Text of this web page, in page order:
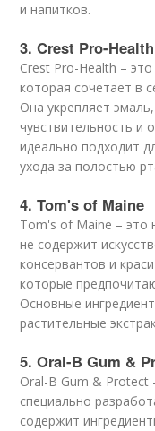
и напитков.
3. Crest Pro-Health
Crest Pro-Health –
которая сочетает в
Она укрепляет
чувствительность и
идеально подходит
ухода за полостью
4. Tom's of Maine
Tom's of Maine – это
не содержит
консервантов и
которые
Основные
растительные
5. Oral-B Gum &
Oral-B Gum & Protect
специально
содержит